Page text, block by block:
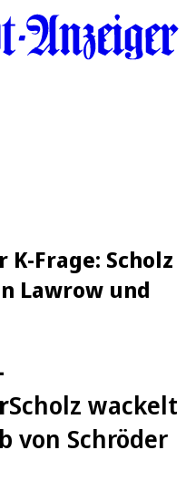
Frage: Scholz
Lawrow und
Scholz wackelt
von Schröder